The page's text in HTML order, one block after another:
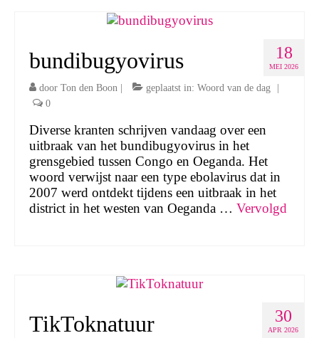
18
MEI 2026
bundibugyovirus
door Ton den Boon | geplaatst in: Woord van de dag
|
0
Diverse kranten schrijven vandaag over een
uitbraak van het bundibugyovirus in het
grensgebied tussen Congo en Oeganda. Het
woord verwijst naar een type ebolavirus dat in
2007 werd ontdekt tijdens een uitbraak in het
district in het westen van Oeganda … Vervolgd
30
APR 2026
TikToknatuur